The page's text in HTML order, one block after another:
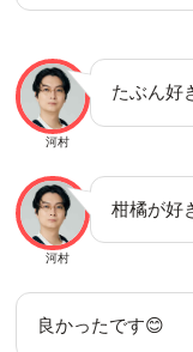
河村
たぶん好
河村
柑橘が好
良かったです😊